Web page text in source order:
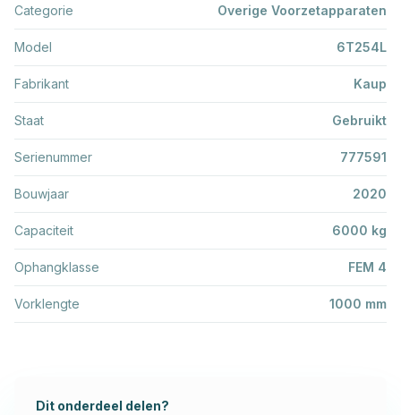
Categorie Overige Voorzetapparaten
Model 6T254L
Fabrikant Kaup
Staat Gebruikt
Serienummer 777591
Bouwjaar 2020
Capaciteit 6000 kg
Ophangklasse FEM 4
Vorklengte 1000 mm
Dit onderdeel delen?